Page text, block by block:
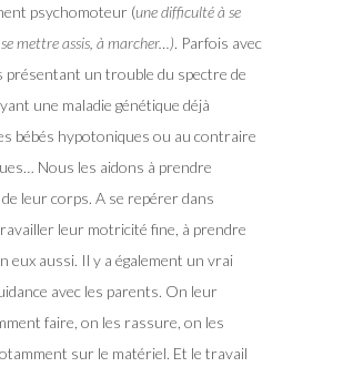
psychomoteur (une difficulté à se
mettre assis, à marcher…). Parfois avec
présentant un trouble du spectre de
une maladie génétique déjà
bébés hypotoniques ou au contraire
Nous les aidons à prendre
leur corps. A se repérer dans
travailler leur motricité fine, à prendre
eux aussi. Il y a également un vrai
avec les parents. On leur
faire, on les rassure, on les
sur le matériel. Et le travail